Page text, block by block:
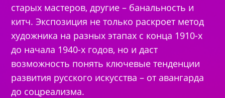
старых мастеров, другие – банальность и
китч. Экспозиция не только раскроет метод
художника на разных этапах с конца 1910-х
до начала 1940-х годов, но и даст
возможность понять ключевые тенденции
развития русского искусства – от авангарда
до соцреализма.